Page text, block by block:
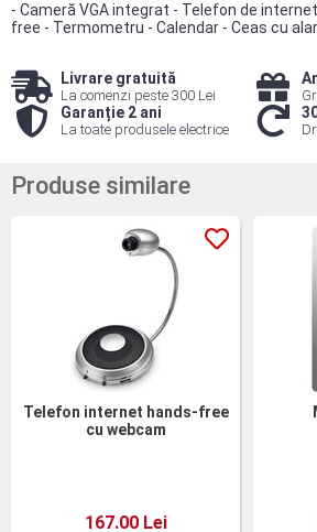
- Cameră VGA integrat - Telefon de
free - Termometru - Calendar - Ceas cu
Livrare gratuită
La comenzi peste 300 Lei
Garanție 2 ani
La toate produsele electrice
Produse similare
Telefon internet hands-free
cu webcam
167.00 Lei